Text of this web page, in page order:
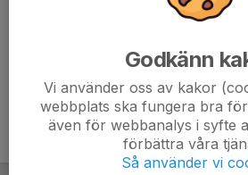
Godkänn
Vi använder oss av kakor
webbplats ska fungera bra
även för webbanalys i syfte
förbättra våra
Så använder vi